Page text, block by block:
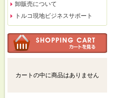
卸販売について
トルコ現地ビジネスサポート
カートの中に商品はありません